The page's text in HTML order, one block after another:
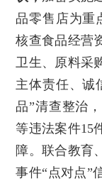
品零售店为重
核查食品经营
卫生、原料采
主体责任、诚
品”清查整治
等违法案件15
障。联合教育
事件“点对点”